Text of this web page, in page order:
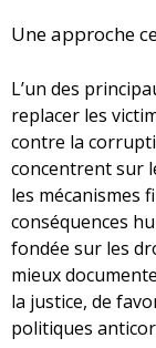
Une approche
L’un des
replacer les
contre la
concentrent sur
les mécanismes
conséquences
fondée sur les
mieux
la justice, de
politiques